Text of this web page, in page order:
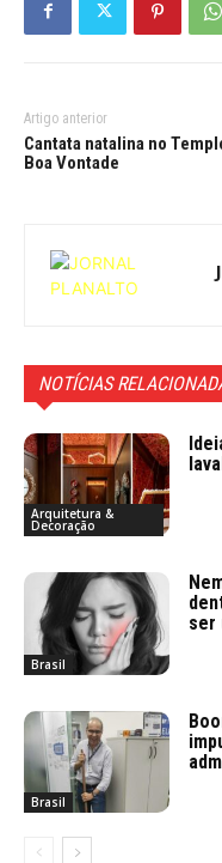
Artigo anterior
Cantata natalina no
Boa Vontade
NOTÍCIAS
Arquitetura &
Decoração
Brasil
ser
Brasil